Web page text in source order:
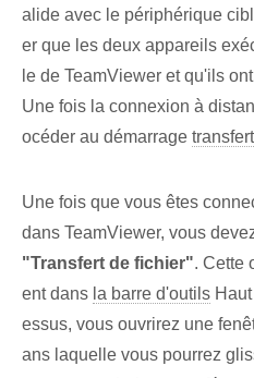
alide avec le périphérique
er que les deux appareils
le de TeamViewer et qu'ils
Une fois la connexion à
océder au démarrage
Une fois que vous êtes
dans TeamViewer, vous
"Transfert de fichier". Cette
ent⁤ dans⁣ la barre d'outils
essus, vous ouvrirez une
ans laquelle vous pourrez